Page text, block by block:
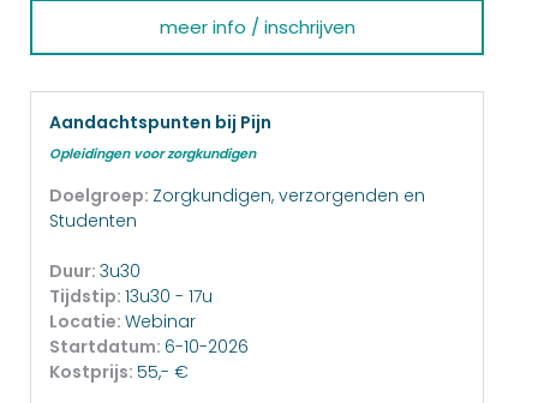
meer info / inschrijven
Aandachtspunten bij Pijn
Opleidingen voor zorgkundigen
Doelgroep: Zorgkundigen, verzorgenden en
Studenten
Duur: 3u30
Tijdstip: 13u30 - 17u
Locatie: Webinar
Startdatum: 6-10-2026
Kostprijs: 55,- €